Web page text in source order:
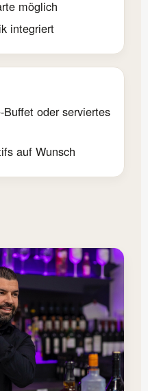
möglich
integriert
oder serviertes
auf Wunsch